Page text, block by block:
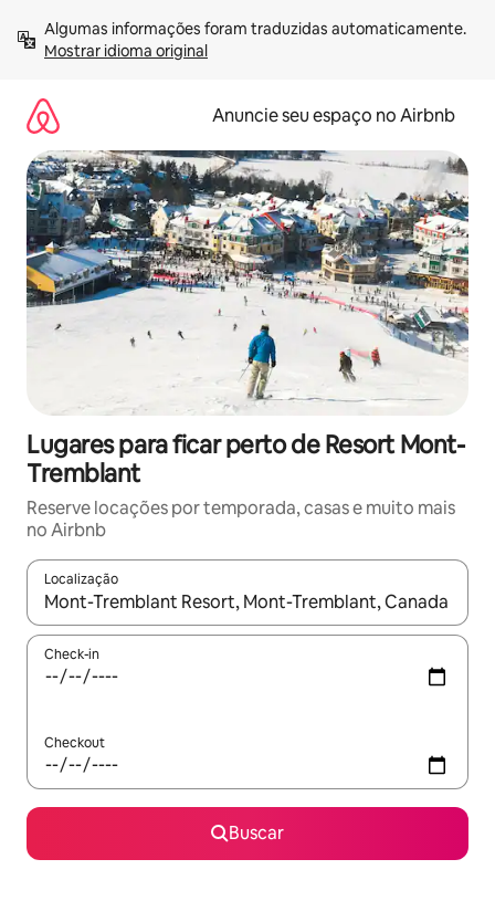
para
Mostrar idioma original
Anuncie seu espaço no Airbnb
Lugares para ficar perto de Resort Mont-
Tremblant
Reserve locações por temporada, casas e muito mais
no Airbnb
Localização
Quando os resultados estiverem disponíveis, explore-os
Check-in
Checkout
Buscar